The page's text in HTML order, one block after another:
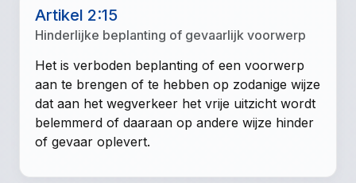
Artikel 2:15
Hinderlijke beplanting of gevaarlijk voorwerp
Het is verboden beplanting of een voorwerp
aan te brengen of te hebben op zodanige wijze
dat aan het wegverkeer het vrije uitzicht wordt
belemmerd of daaraan op andere wijze hinder
of gevaar oplevert.